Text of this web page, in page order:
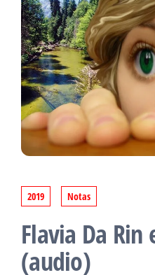
2019 Notas
Flavia Da Rin
(audio)